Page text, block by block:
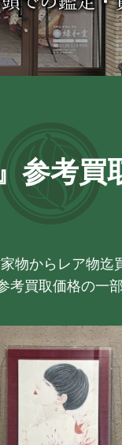
参考買
物からレア物迄
考買取価格の一部